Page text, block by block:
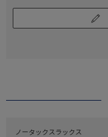
ノータックスラックス